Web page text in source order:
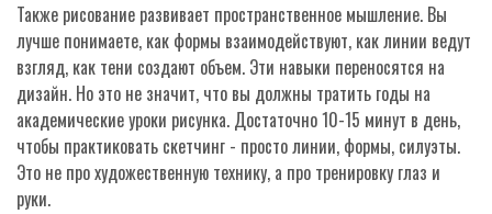
Также рисование развивает пространственное мышление. Вы
лучше понимаете, как формы взаимодействуют, как линии ведут
взгляд, как тени создают объем. Эти навыки переносятся на
дизайн. Но это не значит, что вы должны тратить годы на
академические уроки рисунка. Достаточно 10-15 минут в день,
чтобы практиковать скетчинг - просто линии, формы, силуэты.
Это не про художественную технику, а про тренировку глаз и
руки.